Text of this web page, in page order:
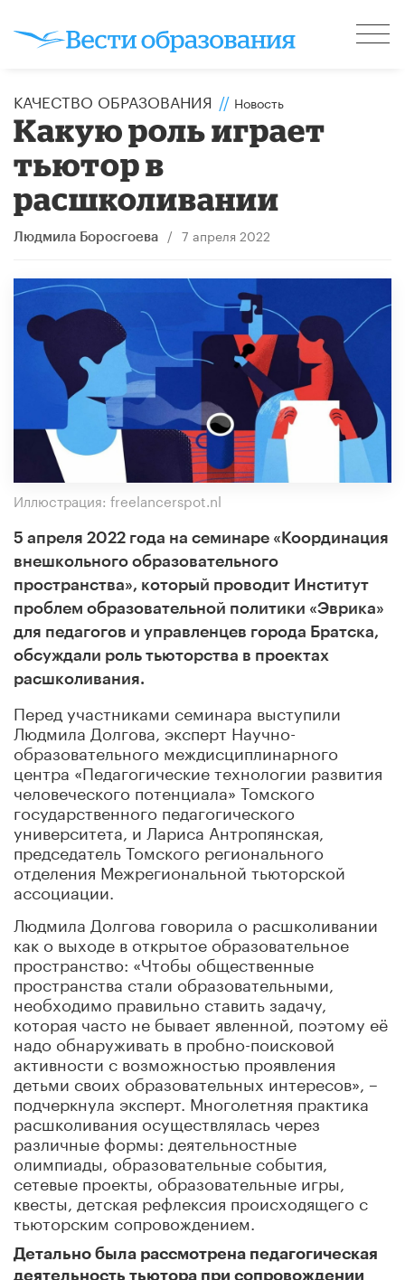
КАЧЕСТВО ОБРАЗОВАНИЯ // Новость
Какую роль играет
тьютор в
расшколивании
Людмила Боросгоева / 7 апреля 2022
Иллюстрация: freelancerspot.nl
5 апреля 2022 года на семинаре «Координация
внешкольного образовательного
пространства», который проводит Институт
проблем образовательной политики «Эврика»
для педагогов и управленцев города Братска,
обсуждали роль тьюторства в проектах
расшколивания.
Перед участниками семинара выступили
Людмила Долгова, эксперт Научно-
образовательного междисциплинарного
центра «Педагогические технологии развития
человеческого потенциала» Томского
государственного педагогического
университета, и Лариса Антропянская,
председатель Томского регионального
отделения Межрегиональной тьюторской
ассоциации.
Людмила Долгова говорила о расшколивании
как о выходе в открытое образовательное
пространство: «Чтобы общественные
пространства стали образовательными,
необходимо правильно ставить задачу,
которая часто не бывает явленной, поэтому её
надо обнаруживать в пробно-поисковой
активности с возможностью проявления
детьми своих образовательных интересов», –
подчеркнула эксперт. Многолетняя практика
расшколивания осуществлялась через
различные формы: деятельностные
олимпиады, образовательные события,
сетевые проекты, образовательные игры,
квесты, детская рефлексия происходящего с
тьюторским сопровождением.
Детально была рассмотрена педагогическая
деятельность тьютора при сопровождении